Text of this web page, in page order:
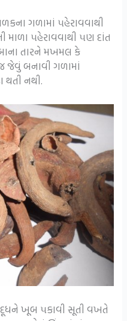
ગળામાં ૫હેરાવવાથી
માળા ૫હેરાવવાથી ૫ણ દાંત
તારને મખમલ કે
જેવું બનાવી ગળામાં
થતી નથી.
ખૂબ ૫કાવી સૂતી વખતે